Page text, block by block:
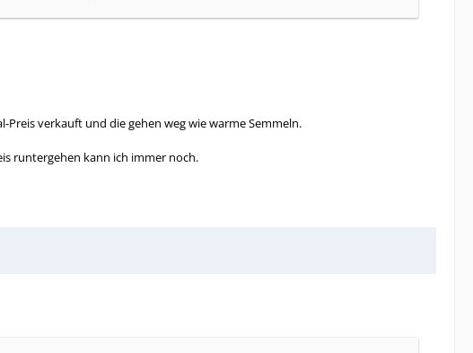
verkauft und die gehen weg wie warme Semmeln.
runtergehen kann ich immer noch.